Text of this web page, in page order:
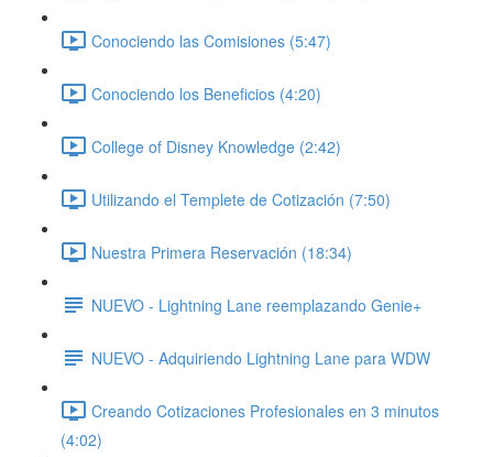
Conociendo las Comisiones (5:47)
Conociendo los Beneficios (4:20)
College of Disney Knowledge (2:42)
Utilizando el Templete de Cotización (7:50)
Nuestra Primera Reservación (18:34)
NUEVO - Lightning Lane reemplazando Genie+
NUEVO - Adquiriendo Lightning Lane para WDW
Creando Cotizaciones Profesionales en 3 minutos
(4:02)